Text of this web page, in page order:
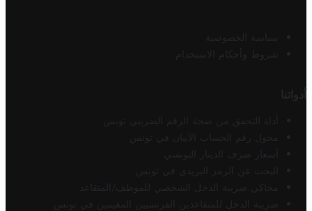
سياسة الخصوصية
شروط وأحكام الاستخدام
أدواتنا
أداة التحقق من صحة الرقم الضريبي تونس
محول رقم الحساب الآيبان في تونس
أسعار صرف الدينار التونسي
البحث عن الرمز البريدي في تونس
محاكي ضريبة الدخل الشخصي للموظف/المتقاعد
ضريبة الدخل للمتقاعدين الفرنسيين المقيمين في تونس